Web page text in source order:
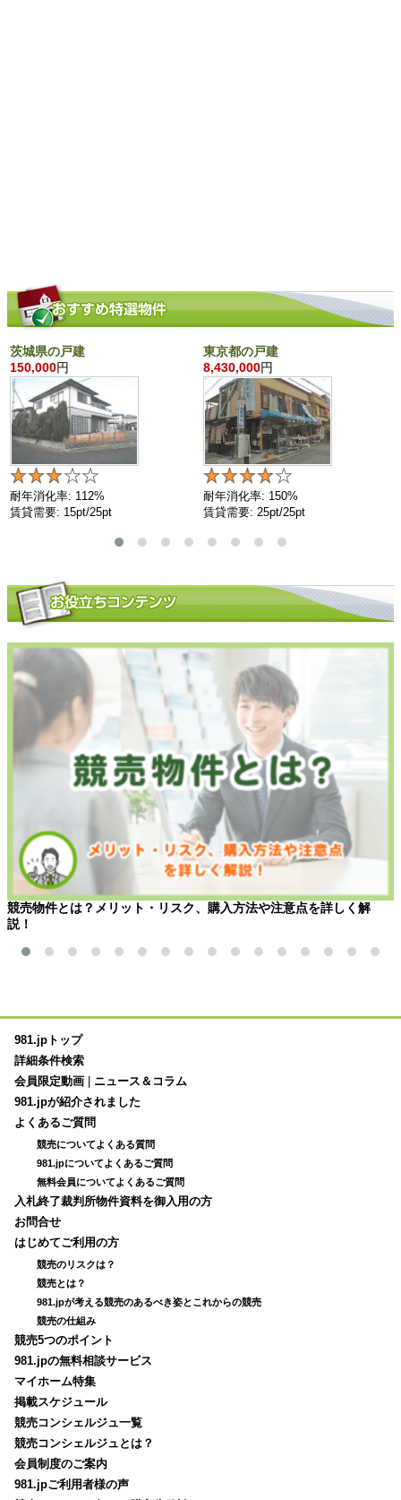
茨城県の戸建
150,000円
耐年消化率: 112%
賃貸需要: 15pt/25pt
東京都の戸建
8,430,000円
耐年消化率: 150%
賃貸需要: 25pt/25pt
競売物件とは？メリット・リスク、購入方法や注意点を詳しく解
説！
981.jpトップ
詳細条件検索
会員限定動画
ニュース＆コラム
981.jpが紹介されました
よくあるご質問
競売についてよくある質問
981.jpについてよくあるご質問
無料会員についてよくあるご質問
入札終了裁判所物件資料を御入用の方
お問合せ
はじめてご利用の方
競売のリスクは？
競売とは？
981.jpが考える競売のあるべき姿とこれからの競売
競売の仕組み
競売5つのポイント
981.jpの無料相談サービス
マイホーム特集
掲載スケジュール
競売コンシェルジュ一覧
競売コンシェルジュとは？
会員制度のご案内
981.jpご利用者様の声